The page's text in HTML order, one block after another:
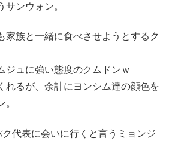
サンウォン。
家族と一緒に食べさせようとするク
ジュに強い態度のクムドンｗ
れるが、余計にヨンシム達の顔色を
ク代表に会いに行くと言うミョンジ